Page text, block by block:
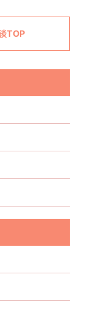
TOP